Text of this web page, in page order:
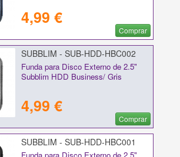
4,99 €
Comprar
SUBBLIM - SUB-HDD-HBC002
Funda para Disco Externo de 2.5"
Subblim HDD Business/ Gris
4,99 €
Comprar
SUBBLIM - SUB-HDD-HBC001